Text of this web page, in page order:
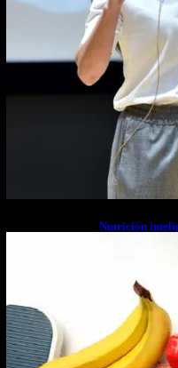
Nutrición